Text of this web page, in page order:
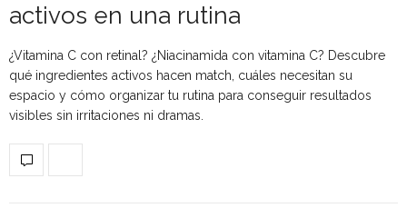
activos en una rutina
¿Vitamina C con retinal? ¿Niacinamida con vitamina C? Descubre
qué ingredientes activos hacen match, cuáles necesitan su
espacio y cómo organizar tu rutina para conseguir resultados
visibles sin irritaciones ni dramas.